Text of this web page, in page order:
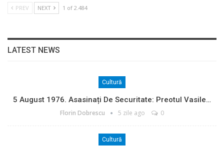
PREV NEXT 1 of 2.484
LATEST NEWS
Cultură
5 August 1976. Asasinați De Securitate: Preotul Vasile…
Florin Dobrescu 5 zile ago 0
Cultură